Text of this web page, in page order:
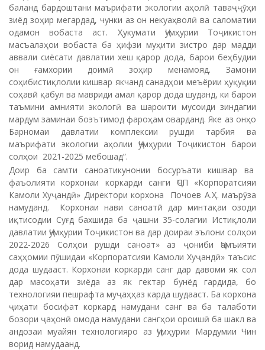
баланд бардоштани маърифати экологии аҳолӣ таваҷҷӯҳи
зиёд зоҳир мегардад, чунки аз он некуаҳволӣ ва саломатии
одамон вобаста аст. Ҳукумати Ҷумҳурии Тоҷикистон
масъалаҳои вобаста ба ҳифзи муҳити зистро дар мадди
аввали сиёсати давлатии хеш қарор дода, барои беҳбудии
он ғамхории доимӣ зоҳир менамояд. Замони
соҳибистиқлолии кишвар якчанд санадҳои меъёрии ҳуқуқии
соҳавӣ қабул ва мавриди амал қарор дода шуданд, ки барои
таъмини амнияти экологӣ ва шароити мусоиди зиндагии
мардум заминаи боэътимод фароҳам оварданд. Яке аз онҳо
Барномаи давлатии комплексии рушди тарбия ва
маърифати экологии аҳолии Ҷумҳурии Тоҷикистон барои
солҳои 2021-2025 мебошад”.
Доир ба самти саноатикунонии босуръати кишвар ва
фаъолияти корхонаи коркарди санги ҶСП «Корпоратсияи
Камоли Хуҷандӣ» Директори корхона Почоев А.Ҳ. маърӯза
намуданд. Корхонаи нави саноатӣ дар минтақаи озоди
иқтисодии Суғд бахшида ба ҷашни 35-солагии Истиқлоли
давлатии Ҷумҳурии Тоҷикистон ва дар доираи эълони солҳои
2022-2026 Солҳои рушди саноат» аз ҷониби Ҷамъияти
саҳҳомии пӯшидаи «Корпоратсияи Камоли Хуҷандӣ» таъсис
дода шудааст. Корхонаи коркарди санг дар давоми як сол
дар масоҳати зиёда аз як гектар бунёд гардида, бо
технологияи пешрафта муҷаҳҳаз карда шудааст. Ба корхона
ҷиҳати босифат коркард намудани санг ва ба талаботи
бозори ҷаҳонӣ омода намудани сангҳои ороишӣ ба шакл ва
андозаи муайян технологияро аз Ҷумҳурии Мардумии Чин
ворид намудаанд.